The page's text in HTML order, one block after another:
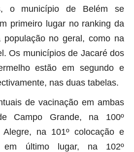
o município de Belém se
primeiro lugar no ranking da
população no geral, como na
Os municípios de Jacaré dos
estão em segundo e
nas duas tabelas.
de vacinação em ambas
Campo Grande, na 100º
Alegre, na 101º colocação e
em último lugar, na 102º